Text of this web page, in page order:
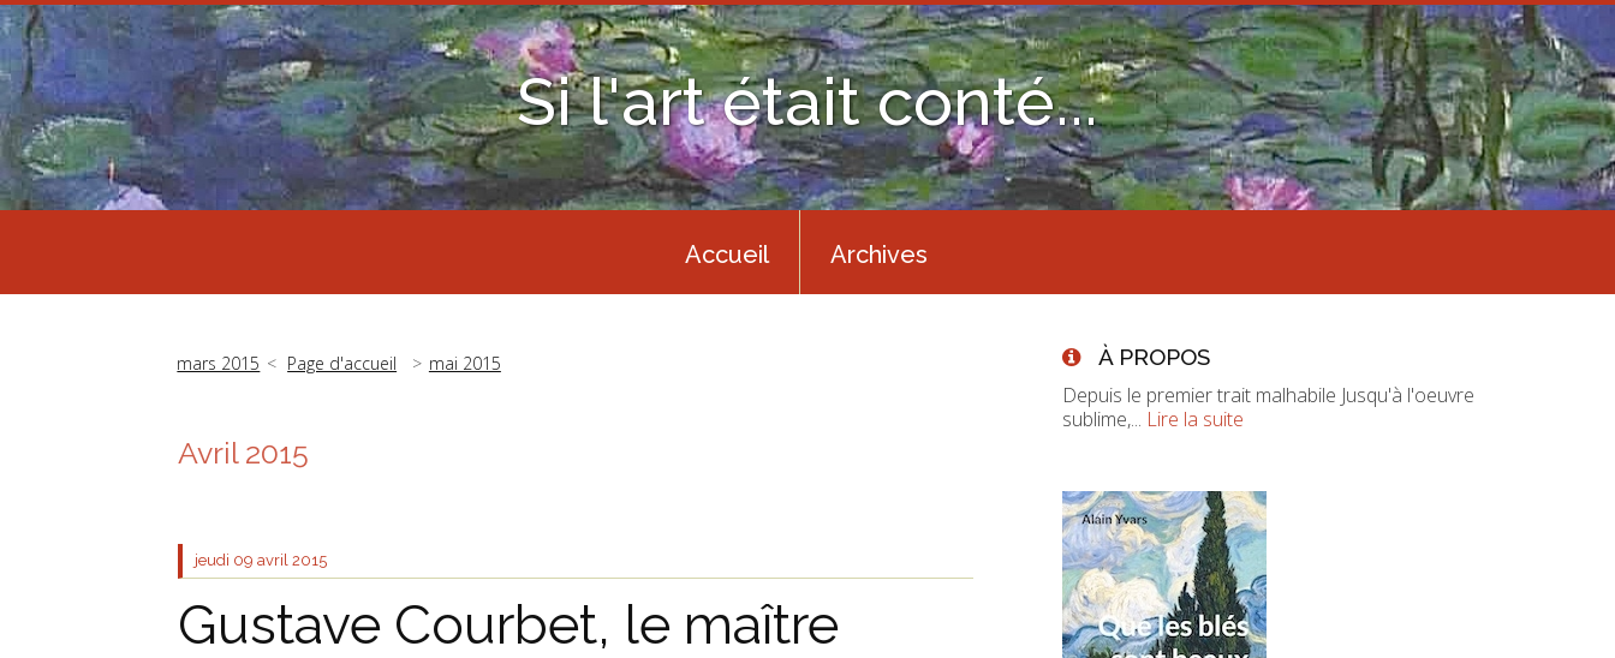
Si l'art était conté...
Accueil Archives
mars 2015 Page d'accueil mai 2015
Avril 2015
jeudi 09 avril 2015
Gustave Courbet, le maître
À PROPOS
Depuis le premier trait malhabile Jusqu'à l'oeuvre
sublime,... Lire la suite